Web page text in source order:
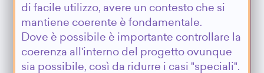
di facile utilizzo, avere un contesto che si
mantiene coerente è fondamentale.
Dove è possibile è importante controllare la
coerenza all'interno del progetto ovunque
sia possibile, così da ridurre i casi "speciali".